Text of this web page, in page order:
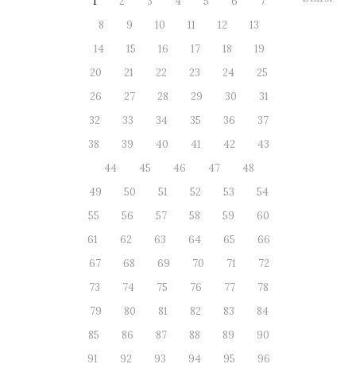
8
9 10 11 12
13
14
15 16 17 18
19
20
21 22 23 24
25
26
27 28 29 30
31
32
33 34 35 36
37
38
39 40 41 42
43
44
45 46 47
48
49
50 51 52 53
54
55
56 57 58 59
60
61
62 63 64 65
66
67
68 69 70 71
72
73
74 75 76 77
78
79
80 81 82 83
84
85
86 87 88 89
90
91
92 93 94 95
96